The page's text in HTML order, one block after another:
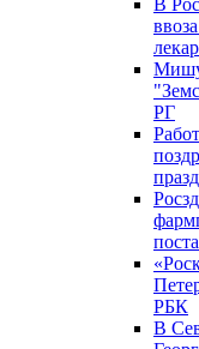
В
РГ
РБК
В